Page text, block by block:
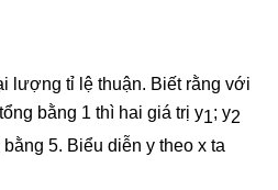
lượng tỉ lệ thuận. Biết rằng với
bằng 1 thì hai giá trị y1; y2
bằng 5. Biểu diễn y theo x ta